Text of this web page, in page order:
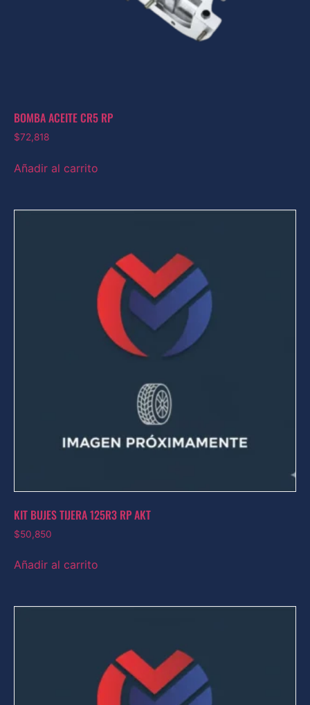
BOMBA ACEITE CR5 RP
$72,818
Añadir al carrito
KIT BUJES TIJERA 125R3 RP AKT
$50,850
Añadir al carrito